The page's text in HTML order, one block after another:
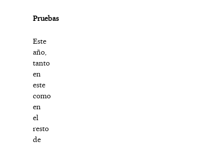
Pruebas
Este
año,
tanto
en
este
como
en
el
resto
de